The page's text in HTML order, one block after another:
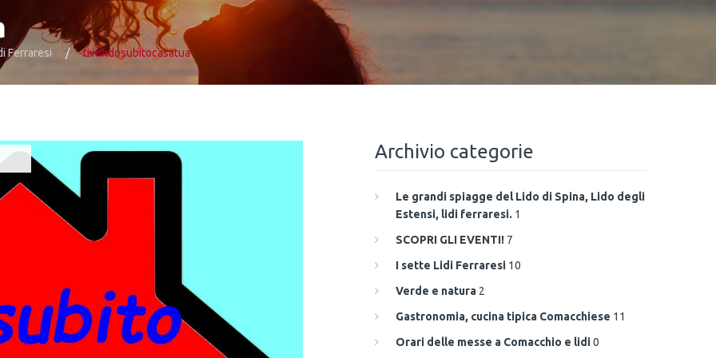
Ferraresi tivendosubitocasatua
Archivio categorie
Le grandi spiagge del Lido di Spina, Lido degli
Estensi, lidi ferraresi. 1
SCOPRI GLI EVENTI! 7
I sette Lidi Ferraresi 10
Verde e natura 2
Gastronomia, cucina tipica Comacchiese 11
Orari delle messe a Comacchio e lidi0